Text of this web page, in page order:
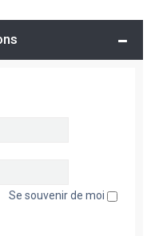
Se souvenir de moi